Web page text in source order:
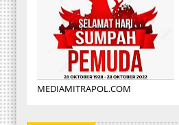
MEDIAMITRAPOL.COM